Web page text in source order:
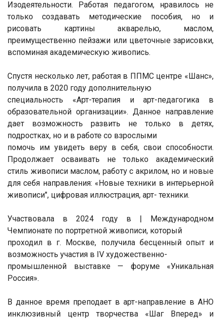
Изодеятельности. Работая педагогом, нравилось не
только создавать методические пособия, но и
рисовать картины акварелью, маслом,
преимущественно пейзажи или цветочные зарисовки,
вспоминая академическую живопись.
Спустя несколько лет, работая в ППМС центре «Шанс»,
получила в 2020 году дополнительную
специальность «Арт-терапия и арт-педагогика в
образовательной организации». Данное направление
дает возможность развить не только в детях,
подростках, но и в работе со взрослыми
помочь им увидеть веру в себя, свои способности.
Продолжает осваивать не только академический
стиль живописи маслом, работу с акрилом, но и новые
для себя направления: «Новые техники в интерьерной
живописи", цифровая иллюстрация, арт- техники.
Участвовала в 2024 году в | Международном
Чемпионате по портретной живописи, который
проходил в г. Москве, получила бесценный опыт и
возможность участия в IV художественно-
промышленной выставке — форуме «Уникальная
Россия».
В данное время преподает в арт-направление в АНО
инклюзивный центр творчества «Шаг Вперед» и